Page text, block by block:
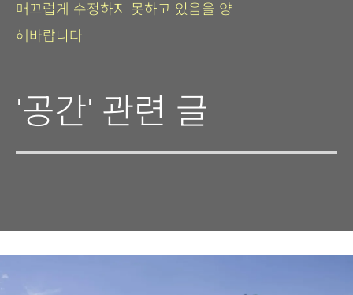
매끄럽게 수정하지 못하고 있음을 양
해바랍니다.
'공간' 관련 글